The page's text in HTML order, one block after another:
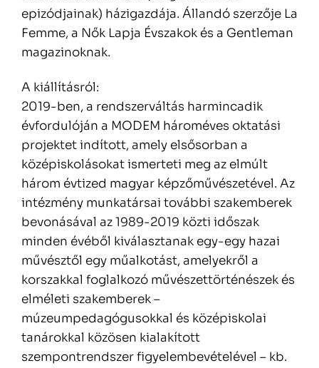
epizódjainak) házigazdája. Állandó szerzője La
Femme, a Nők Lapja Évszakok és a Gentleman
magazinoknak.
A kiállításról:
2019-ben, a rendszerváltás harmincadik
évfordulóján a MODEM hároméves oktatási
projektet indított, amely elsősorban a
középiskolásokat ismerteti meg az elmúlt
három évtized magyar képzőművészetével. Az
intézmény munkatársai további szakemberek
bevonásával az 1989-2019 közti időszak
minden évéből kiválasztanak egy-egy hazai
művésztől egy műalkotást, amelyekről a
korszakkal foglalkozó művészettörténészek és
elméleti szakemberek –
múzeumpedagógusokkal és középiskolai
tanárokkal közösen kialakított
szempontrendszer figyelembevételével – kb.